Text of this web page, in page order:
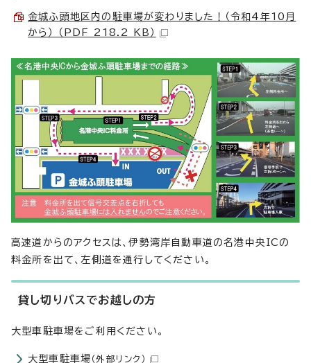
金城ふ頭地区内の駐車場が変わりました！（令和4年10月
から） （PDF 218.2 KB）
高速道からのアクセスは、伊勢湾岸自動車道の名港中央ICの
料金所を出て、左側道を通行してください。
貸し切りバスでお越しの方
大型車駐車場をご利用ください。
大型車駐車場 （外部リンク）